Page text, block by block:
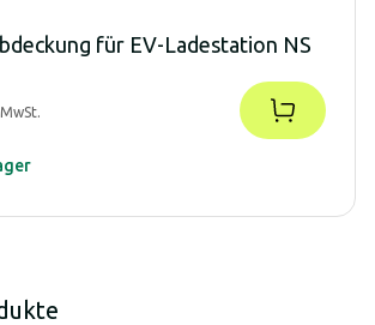
für EV-Ladestation NS